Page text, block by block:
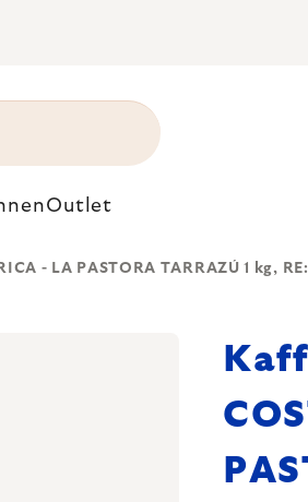
Outlet
- LA PASTORA TARRAZÚ 1 kg,